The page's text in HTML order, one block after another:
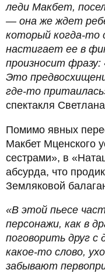
леди Макбет,
— она же ждет
который когда-то
настигает ее в
произносит
Это
где-то
спектакля
Помимо явных
Макбет Мценского
сестрами», в
абсурда, что
Земляковой
«В этой пьесе
персонажи, как в
поговорить друг с
какое-то слово,
забывают